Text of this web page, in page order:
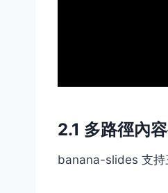
2.1 多路徑內
banana-slides 支持